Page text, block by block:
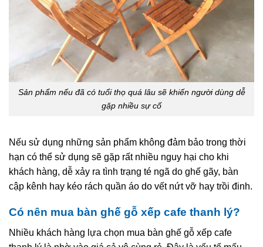
Sản phẩm nếu đã có tuổi thọ quá lâu sẽ khiến người dùng dễ
gặp nhiều sự cố
Nếu sử dụng những sản phẩm không đảm bảo trong thời
hạn có thể sử dụng sẽ gặp rất nhiều nguy hại cho khi
khách hàng, dễ xảy ra tình trạng té ngã do ghế gãy, bàn
cập kênh hay kéo rách quần áo do vết nứt vỡ hay trồi đinh.
Có nên mua bàn ghế gỗ xếp cafe thanh lý?
Nhiều khách hàng lựa chọn mua bàn ghế gỗ xếp cafe